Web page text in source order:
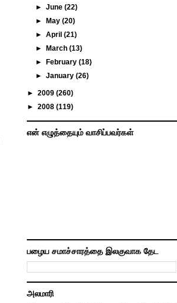
►June(22)
►
May(20)
►April(21)
►
March(13)
►
February(18)
►January(26)
► 2009 (260)
► 2008 (119)
என் எழுத்தையும் வாசிப்பவர்கள்
பழைய சமாச்சாரத்தை இலகுவாக தேட
அலமாரி